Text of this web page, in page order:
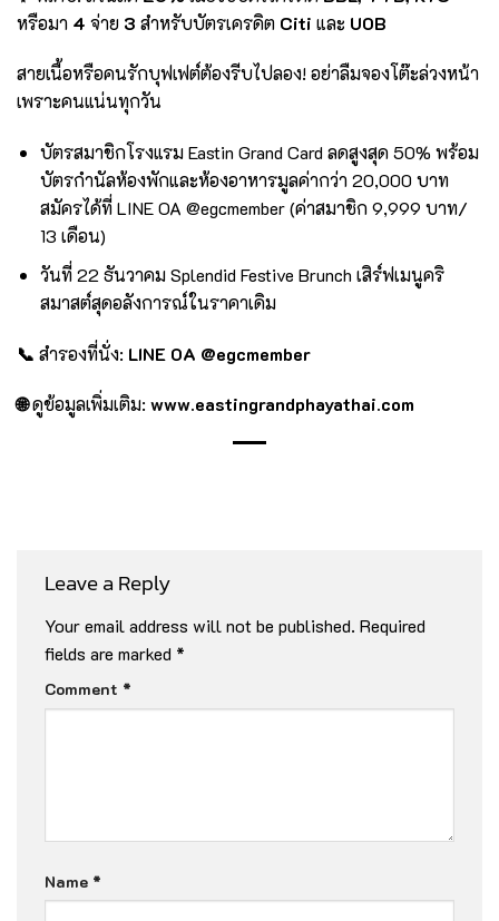
หรือมา 4 จ่าย 3 สำหรับบัตรเครดิต Citi และ UOB
สายเนื้อหรือคนรักบุฟเฟต์ต้องรีบไปลอง! อย่าลืมจองโต๊ะล่วงหน้า
เพราะคนแน่นทุกวัน
บัตรสมาชิกโรงแรม Eastin Grand Card ลดสูงสุด 50% พร้อม
บัตรกำนัลห้องพักและห้องอาหารมูลค่ากว่า 20,000 บาท
สมัครได้ที่ LINE OA @egcmember (ค่าสมาชิก 9,999 บาท/
13 เดือน)
วันที่ 22 ธันวาคม Splendid Festive Brunch เสิร์ฟเมนูคริ
สมาสต์สุดอลังการณ์ในราคาเดิม
📞 สำรองที่นั่ง: LINE OA @egcmember
🌐ดูข้อมูลเพิ่มเติม: www.eastingrandphayathai.com
Leave a Reply
Your email address will not be published. Required
fields are marked *
Comment *
Name *